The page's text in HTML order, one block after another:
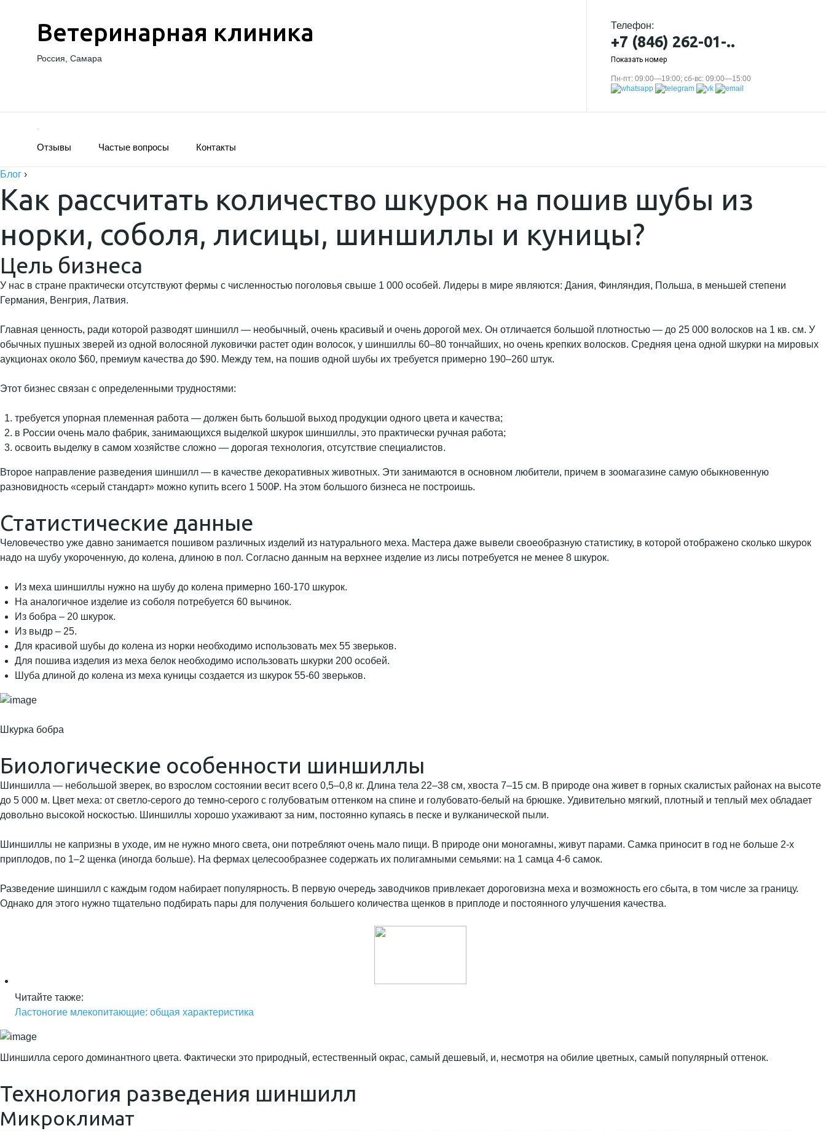
Ветеринарная клиника
Россия, Самара
Телефон:
+7 (846) 262-01-..
Показать номер
Пн-пт: 09:00—19:00; сб-вс: 09:00—15:00
Отзывы Частые вопросы Контакты
Блог ›
Как рассчитать количество шкурок на пошив шубы из
норки, соболя, лисицы, шиншиллы и куницы?
Цель бизнеса
У нас в стране практически отсутствуют фермы с численностью поголовья свыше 1 000 особей. Лидеры в мире являются: Дания, Финляндия, Польша, в меньшей степени
Германия, Венгрия, Латвия.
Главная ценность, ради которой разводят шиншилл — необычный, очень красивый и очень дорогой мех. Он отличается большой плотностью — до 25 000 волосков на 1 кв. см. У
обычных пушных зверей из одной волосяной луковички растет один волосок, у шиншиллы 60–80 тончайших, но очень крепких волосков. Средняя цена одной шкурки на мировых
аукционах около $60, премиум качества до $90. Между тем, на пошив одной шубы их требуется примерно 190–260 штук.
Этот бизнес связан с определенными трудностями:
требуется упорная племенная работа — должен быть большой выход продукции одного цвета и качества;
в России очень мало фабрик, занимающихся выделкой шкурок шиншиллы, это практически ручная работа;
освоить выделку в самом хозяйстве сложно — дорогая технология, отсутствие специалистов.
Второе направление разведения шиншилл — в качестве декоративных животных. Эти занимаются в основном любители, причем в зоомагазине самую обыкновенную
разновидность «серый стандарт» можно купить всего 1 500₽. На этом большого бизнеса не построишь.
Статистические данные
Человечество уже давно занимается пошивом различных изделий из натурального меха. Мастера даже вывели своеобразную статистику, в которой отображено сколько шкурок
надо на шубу укороченную, до колена, длиною в пол. Согласно данным на верхнее изделие из лисы потребуется не менее 8 шкурок.
Из меха шиншиллы нужно на шубу до колена примерно 160-170 шкурок.
На аналогичное изделие из соболя потребуется 60 вычинок.
Из бобра – 20 шкурок.
Из выдр – 25.
Для красивой шубы до колена из норки необходимо использовать мех 55 зверьков.
Для пошива изделия из меха белок необходимо использовать шкурки 200 особей.
Шуба длиной до колена из меха куницы создается из шкурок 55-60 зверьков.
Шкурка бобра
Биологические особенности шиншиллы
Шиншилла — небольшой зверек, во взрослом состоянии весит всего 0,5–0,8 кг. Длина тела 22–38 см, хвоста 7–15 см. В природе она живет в горных скалистых районах на высоте
до 5 000 м. Цвет меха: от светло-серого до темно-серого с голубоватым оттенком на спине и голубовато-белый на брюшке. Удивительно мягкий, плотный и теплый мех обладает
довольно высокой носкостью. Шиншиллы хорошо ухаживают за ним, постоянно купаясь в песке и вулканической пыли.
Шиншиллы не капризны в уходе, им не нужно много света, они потребляют очень мало пищи. В природе они моногамны, живут парами. Самка приносит в год не больше 2-х
приплодов, по 1–2 щенка (иногда больше). На фермах целесообразнее содержать их полигамными семьями: на 1 самца 4-6 самок.
Разведение шиншилл с каждым годом набирает популярность. В первую очередь заводчиков привлекает дороговизна меха и возможность его сбыта, в том числе за границу.
Однако для этого нужно тщательно подбирать пары для получения большего количества щенков в приплоде и постоянного улучшения качества.
Читайте также:
Ластоногие млекопитающие: общая характеристика
Шиншилла серого доминантного цвета. Фактически это природный, естественный окрас, самый дешевый, и, несмотря на обилие цветных, самый популярный оттенок.
Технология разведения шиншилл
Микроклимат